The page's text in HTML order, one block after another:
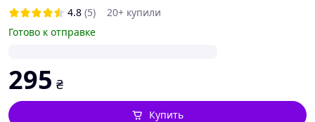
4.8 (5)
20+ купили
Готово к отправке
295 ₴
Купить